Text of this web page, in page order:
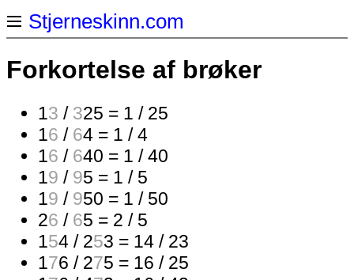
Stjerneskinn.com
Forkortelse af brøker
13 / 325 = 1 / 25
16 / 64 = 1 / 4
16 / 640 = 1 / 40
19 / 95 = 1 / 5
19 / 950 = 1 / 50
26 / 65 = 2 / 5
154 / 253 = 14 / 23
176 / 275 = 16 / 25